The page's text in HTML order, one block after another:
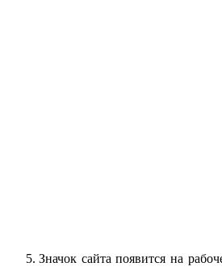
Значок сайта появится на